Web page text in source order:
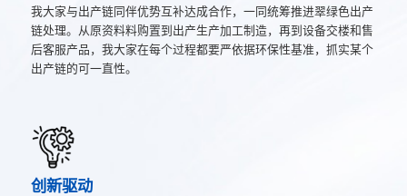
我大家与出产链同伴优势互补达成合作，一同统筹推进翠绿色出产
链处理。从原资料料购置到出产生产加工制造，再到设备交楼和售
后客服产品，我大家在每个过程都要严依据环保性基准，抓实某个
出产链的可一直性。
创新驱动